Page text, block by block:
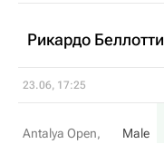
Рикардо Беллотти
23.06, 17:25
Antalya Open,
Male